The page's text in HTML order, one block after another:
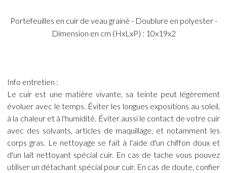
Portefeuilles en cuir de veau grainé - Doublure en polyester -
Dimension en cm (HxLxP) : 10x19x2
Info entretien :
Le cuir est une matière vivante, sa teinte peut légèrement
évoluer avec le temps. Éviter les longues expositions au soleil,
à la chaleur et à l'humidité. Éviter aussi le contact de votre cuir
avec des solvants, articles de maquillage, et notamment les
corps gras. Le nettoyage se fait à l'aide d'un chiffon doux et
d'un lait nettoyant spécial cuir. En cas de tache vous pouvez
utiliser un détachant spécial pour cuir. En cas de doute, confier